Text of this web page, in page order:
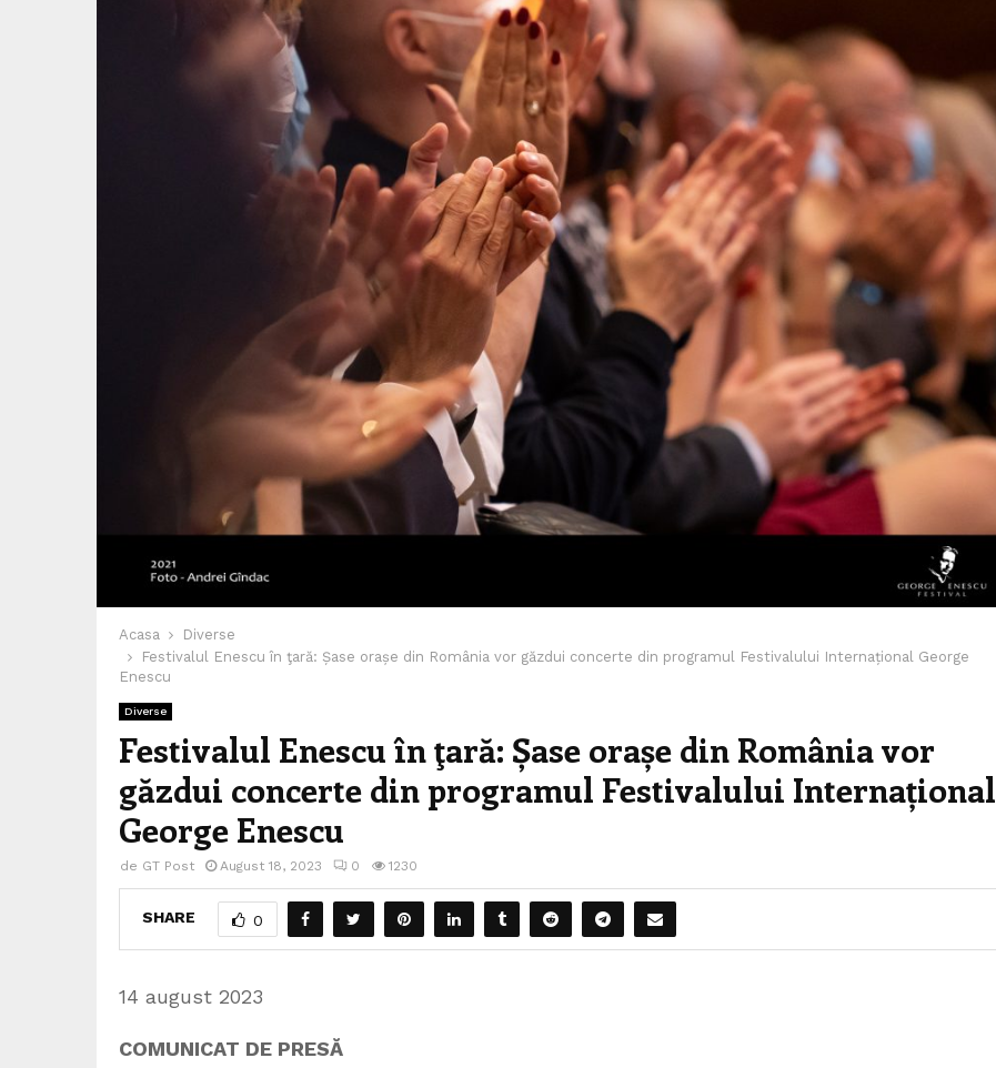
Acasa
Diverse
Festivalul Enescu în ţară: Șase orașe din România vor găzdui concerte din programul Festivalului Internațional George
Enescu
Diverse
Festivalul Enescu în ţară: Șase orașe din România vor
găzdui concerte din programul Festivalului Internațional
George Enescu
de GT Post August 18, 2023 0 1230
SHARE 0
14 august 2023
COMUNICAT DE PRESĂ